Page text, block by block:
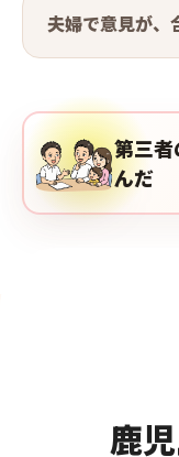
夫婦で意見が、
第三
んだ
鹿